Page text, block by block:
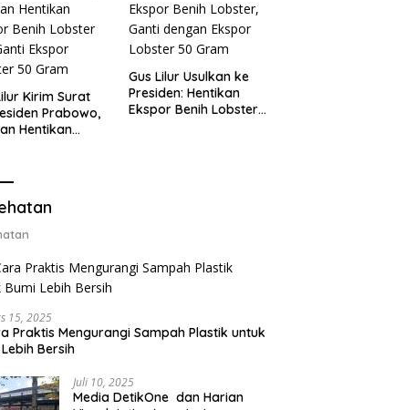
Kirim Surat
Prabowo,
Hentikan
50 Gram
Gus Lilur Usulkan ke
Presiden: Hentikan
Ekspor Benih Lobster,
15, 2025
Praktis Mengurangi Sampah Plastik untuk
Bersih
Juli 10, 2025
Media DetikOne dan Harian